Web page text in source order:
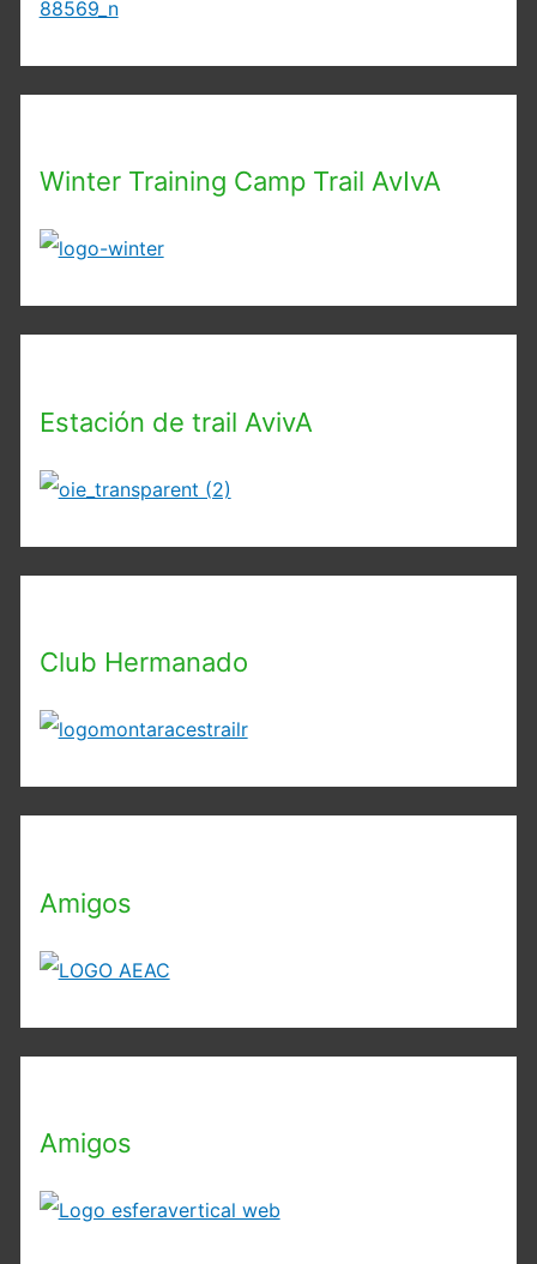
Winter Training Camp Trail AvIvA
Estación de trail AvivA
Club Hermanado
Amigos
Amigos